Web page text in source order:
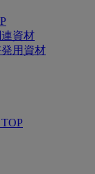
資材
用資材